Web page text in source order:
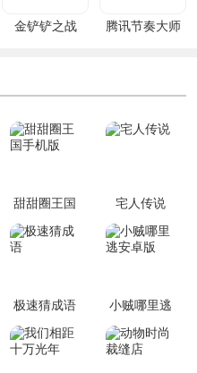
金铲铲之战 腾讯节奏大师
甜甜圈王国
手机版
宅人传说
极速猜成语
小贼哪里逃
安卓版